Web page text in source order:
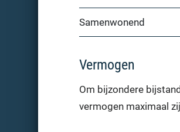
Samenwonend
Vermogen
Om bijzondere
vermogen maximaal